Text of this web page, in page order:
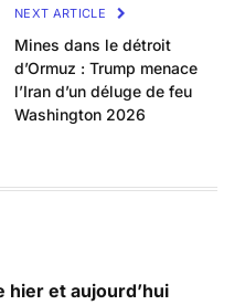
NEXT ARTICLE
Mines dans le détroit
d’Ormuz : Trump menace
l’Iran d’un déluge de feu
Washington 2026
hier et aujourd’hui